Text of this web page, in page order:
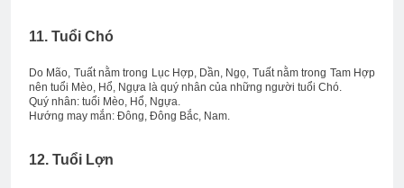
11. Tuổi Chó
Do Mão, Tuất nằm trong Lục Hợp, Dần, Ngọ, Tuất nằm trong Tam Hợp
nên tuổi Mèo, Hổ, Ngựa là quý nhân của những người tuổi Chó.
Quý nhân: tuổi Mèo, Hổ, Ngựa.
Hướng may mắn: Đông, Đông Bắc, Nam.
12. Tuổi Lợn